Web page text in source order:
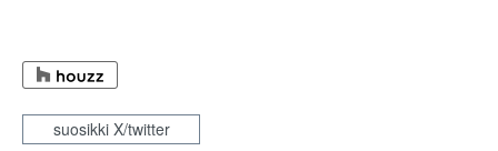
suosikki X/twitter